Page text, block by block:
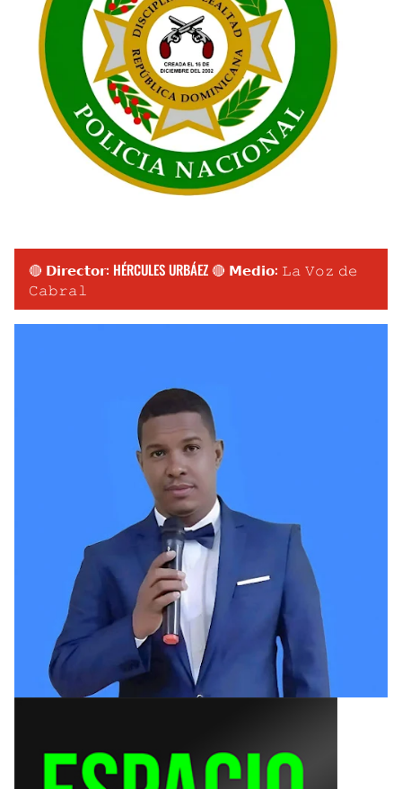
🔴 𝗗𝗶𝗿𝗲𝗰𝘁𝗼𝗿: HÉRCULES URBÁEZ 🔴 𝗠𝗲𝗱𝗶𝗼: 𝙻𝚊 𝚅𝚘𝚣 𝚍𝚎
𝙲𝚊𝚋𝚛𝚊𝚕